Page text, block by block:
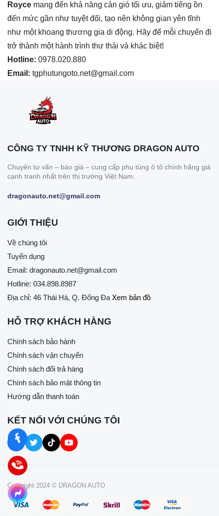
Royce mang đến khả năng cản gió tối ưu, giảm tiếng ồn
đến mức gần như tuyệt đối, tạo nên không gian yên tĩnh
như một khoang thương gia di động. Hãy để mỗi chuyến đi
trở thành một hành trình thư thái và khác biệt!
Hotline: 0978.020.880
Email: tgphutungoto.net@gmail.com
CÔNG TY TNHH KỸ THƯƠNG DRAGON AUTO
Chuyên tư vấn – báo giá – cung cấp phụ tùng ô tô chính hãng giá
cạnh tranh nhất trên thị trường Việt Nam.
dragonauto.net@gmail.com
GIỚI THIỆU
Về chúng tôi
Tuyển dụng
Email: dragonauto.net@gmail.com
Hotline: 034.898.8987
Địa chỉ: 46 Thái Hà, Q. Đống Đa Xem bản đồ
HỖ TRỢ KHÁCH HÀNG
Chính sách bảo hành
Chính sách vận chuyển
Chính sách đổi trả hàng
Chính sách bảo mật thông tin
Hướng dẫn thanh toán
KẾT NỐI VỚI CHÚNG TÔI
Copyright 2024 © DRAGON AUTO